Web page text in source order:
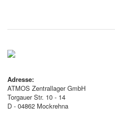
Adresse:
ATMOS Zentrallager GmbH
Torgauer Str. 10 - 14
D - 04862 Mockrehna